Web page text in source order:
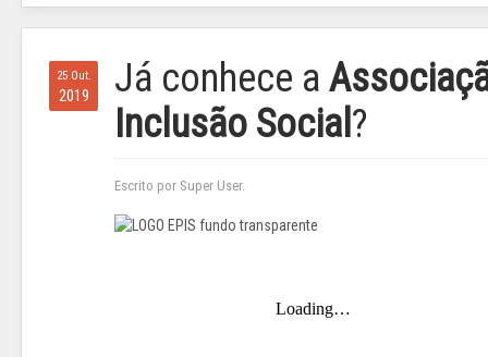
25 Out.
2019 Já conhece a
Inclusão Social ?
Escrito por Super User.